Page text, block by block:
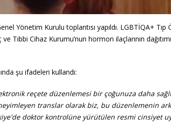
Yönetim Kurulu toplantısı yapıldı. LGBTİQA+
Tıbbi Cihaz Kurumu’nun hormon ilaçlarının
şu ifadeleri kullandı:
reçete düzenlemesi bir çoğunuza daha
translar olarak biz, bu düzenlemenin
doktor kontrolüne yürütülen resmi cinsiyet